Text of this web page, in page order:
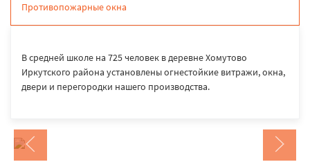
Противопожарные окна
В средней школе на 725 человек в деревне Хомутово
Иркутского района установлены огнестойкие витражи, окна,
двери и перегородки нашего производства.